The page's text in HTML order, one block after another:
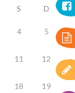
S D
4 5
11 12
18 19